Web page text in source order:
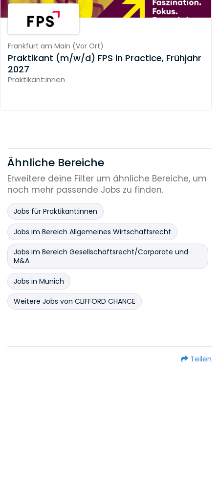
Frankfurt am Main (Vor Ort)
Praktikant (m/w/d) FPS in Practice, Frühjahr
2027
Praktikant:innen
Ähnliche Bereiche
Erweitere deine Filter um ähnliche Bereiche, um
noch mehr passende Jobs zu finden.
Jobs für Praktikant:innen
Jobs im Bereich Allgemeines Wirtschaftsrecht
Jobs im Bereich Gesellschaftsrecht/Corporate und
M&A
Jobs in Munich
Weitere Jobs von CLIFFORD CHANCE
Teilen